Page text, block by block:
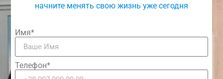
начните менять свою жизнь уже сегодня
Имя*
Телефон*